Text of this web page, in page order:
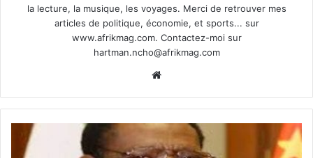
la lecture, la musique, les voyages. Merci de retrouver mes
articles de politique, économie, et sports... sur
www.afrikmag.com. Contactez-moi sur
hartman.ncho@afrikmag.com